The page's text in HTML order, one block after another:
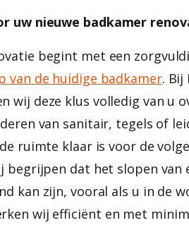
uw nieuwe badkamer
begint met een
van de huidige badkamer. Bij
wij deze klus volledig van u
van sanitair, tegels of
ruimte klaar is voor de
begrijpen dat het slopen van
kan zijn, vooral als u in de
wij efficiënt en met